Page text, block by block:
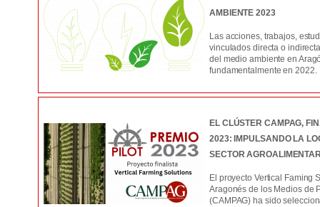
AMBIENTE 2023
Las acciones, trabajos,
vinculados directa o
del medio ambiente en
fundamentalmente en 2022.
EL CLÚSTER CAMPAG,
2023: IMPULSANDO LA
SECTOR
El proyecto Vertical Faming
Aragonés de los Medios de
(CAMPAG) ha sido